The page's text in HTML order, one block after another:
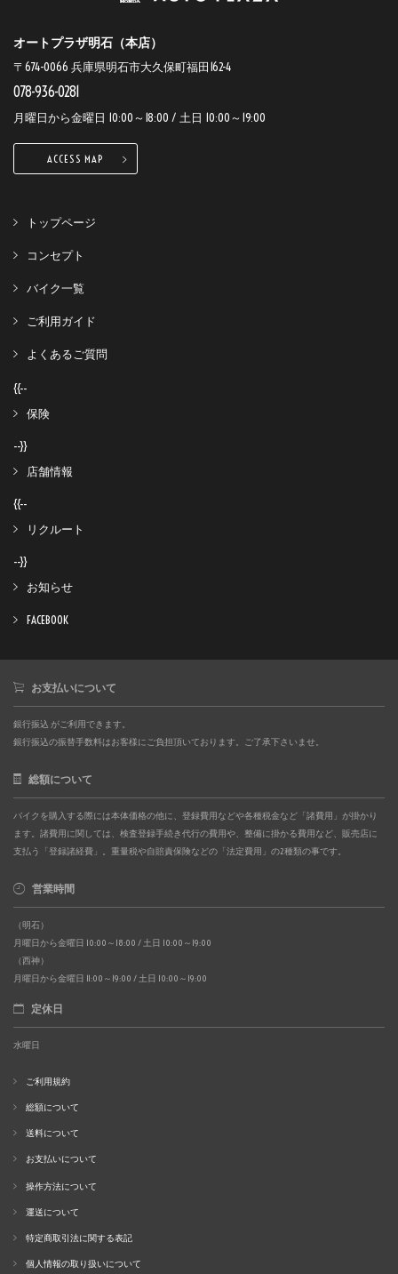
オートプラザ明石（本店）
〒674-0066 兵庫県明石市大久保町福田162-4
078-936-0281
月曜日から金曜日 10:00～18:00 / 土日 10:00～19:00
ACCESS MAP
トップページ
コンセプト
バイク一覧
ご利用ガイド
よくあるご質問
{{--
保険
--}}
店舗情報
{{--
リクルート
--}}
お知らせ
FACEBOOK
お支払いについて
銀行振込 がご利用できます。
銀行振込の振替手数料はお客様にご負担頂いております。ご了承下さいませ。
総額について
バイクを購入する際には本体価格の他に、登録費用などや各種税金など「諸費用」が掛かり
ます。諸費用に関しては、検査登録手続き代行の費用や、整備に掛かる費用など、販売店に
支払う「登録諸経費」。重量税や自賠責保険などの「法定費用」の2種類の事です。
営業時間
（明石）
月曜日から金曜日 10:00～18:00 / 土日 10:00～19:00
（西神）
月曜日から金曜日 11:00～19:00 / 土日 10:00～19:00
定休日
水曜日
ご利用規約
総額について
送料について
お支払いについて
操作方法について
運送について
特定商取引法に関する表記
個人情報の取り扱いについて